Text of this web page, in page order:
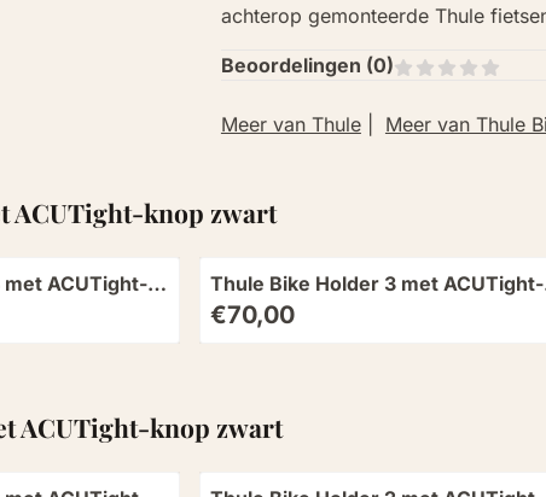
achterop gemonteerde Thule
Beoordelingen (0)
Meer van Thule| Meer van Thule
ACUTight-knop zwart
ACUTight-
Thule Bike Holder 3 met ACUTight-
knop
Prijs: 70,00
€70,00
ACUTight-knop zwart